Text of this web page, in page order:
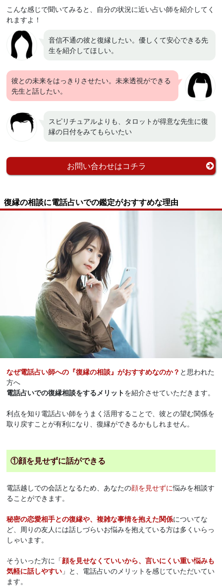
こんな感じで聞いてみると、自分の状況に近い占い師を紹介してく
れますよ！
音信不通の彼と復縁したい。優しくて安心できる先
生を紹介してほしい。
彼との未来をはっきりさせたい。未来透視ができる
先生と話したい。
スピリチュアルよりも、タロットが得意な先生に復
縁の日付をみてもらいたい
お問い合わせはコチラ
復縁の相談に電話占いでの鑑定がおすすめな理由
なぜ電話占い師への『復縁の相談』がおすすめなのか？ と思われた
方へ
電話占いでの復縁相談をするメリットを紹介させていただきます。
利点を知り電話占い師をうまく活用することで、彼との望む関係を
取り戻すことが有利になり、復縁ができるかもしれません。
①顔を見せずに話ができる
電話越しでの会話となるため、あなたの顔を見せずに悩みを相談す
ることができます。
秘密の恋愛相手との復縁や、複雑な事情を抱えた関係についてな
ど、周りの友人には話しづらいお悩みを抱えている方は多くいらっ
しゃいます。
そういった方に「顔を見せなくていいから、言いにくい重い悩みも
気軽に話しやすい 」と、電話占いのメリットを感じていただいてい
ます。